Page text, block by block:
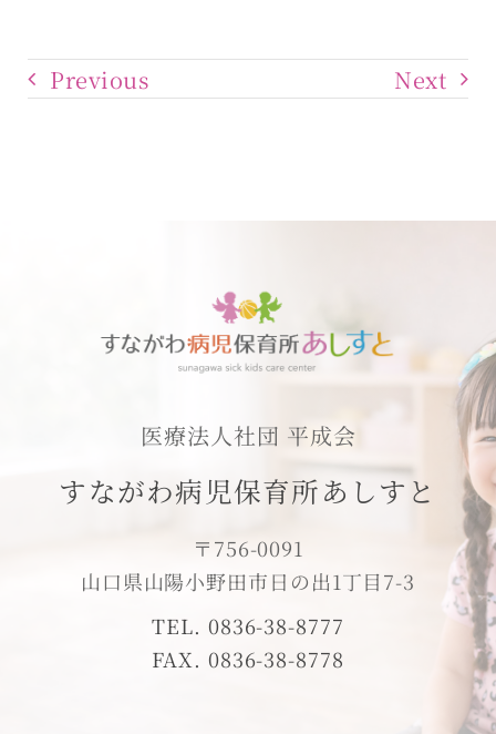
Previous Next
医療法人社団 平成会
すながわ病児保育所あしすと
〒756-0091
山口県山陽小野田市日の出1丁目7-3
TEL. 0836-38-8777
FAX. 0836-38-8778